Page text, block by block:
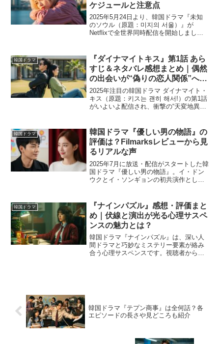
ケジュールと注意点
2025年5月24日より、韓国ドラマ『未知
のソウル（原題：미지의 서울）』が
Netflixで全世界同時配信を開始しまし
ていくヒューマン・ロマンスドラマで
す。主演はパク・...
韓国ドラマ
『ダイナマイトキス』第1話 あら
すじ＆ネタバレ感想まとめ｜偶然
の出会いが“偽りの恋人関係”へ
──嘘から始まる恋の幕開け
2025年注目の韓国ドラマ ダイナマイト・
キス（原題：키ス는 괜히 해서!）の第1話
がいよいよ配信され、衝撃の“天変地異級
です。:contentReference{...
韓国ドラマ
韓国ドラマ『優しい男の物語』の
評価は？Filmarksレビューから見
るリアルな声
2025年7月に放送・配信がスタートした韓
国ドラマ『優しい男の物語』。イ・ドン
ウクとイ・ソンギョンの初共演作として
記事では、Filmarksに寄せられたレビ
ュ...
韓国ドラマ
『ナインパズル』感想・評価まと
め｜伏線と演出が光る心理サスペ
ンスの魅力とは？
韓国ドラマ『ナインパズル』は、深い人
間ドラマと巧妙なミステリー要素が絡み
合う心理サスペンスです。視聴者からは
韓国ドラマ『テプン商事』は全何話？各
エピソードの長さや見どころも紹介